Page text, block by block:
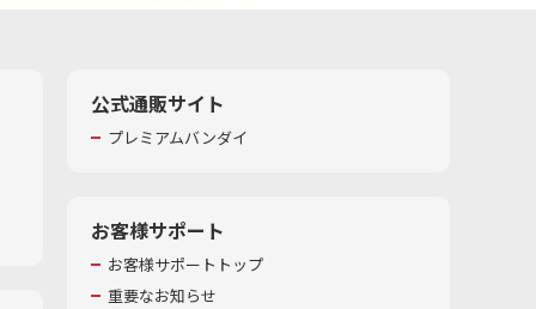
公式通販サイト
プレミアムバンダイ
お客様サポート
お客様サポートトップ
重要なお知らせ